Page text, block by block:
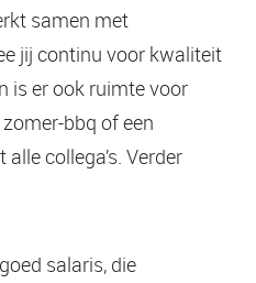
samen met
jij continu voor kwaliteit
is er ook ruimte voor
bbq of een
collega’s. Verder
salaris, die